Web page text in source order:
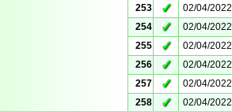
253
✓ 02/04/2022
254
✓ 02/04/2022
255
✓ 02/04/2022
256
✓ 02/04/2022
257
✓ 02/04/2022
258
✓ 02/04/2022